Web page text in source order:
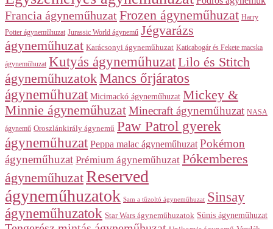
Francia ágyneműhuzat Frozen ágyneműhuzat Harry
Potter ágyneműhuzat Jurassic World ágynemű Jégvarázs
ágyneműhuzat Karácsonyi ágyneműhuzat Katicabogár és Fekete macska
ágyneműhuzat Kutyás ágyneműhuzatLilo és Stitch
ágyneműhuzatokMancs őrjáratos
ágyneműhuzat Micimackó ágyneműhuzat Mickey &
Minnie ágyneműhuzatMinecraft ágyneműhuzat NASA
ágynemű Oroszlánkirály ágynemű Paw Patrol gyerek
ágyneműhuzat Peppa malac ágyneműhuzat Pokémon
ágyneműhuzat Prémium ágyneműhuzat Pókemberes
ágyneműhuzatReserved
ágyneműhuzatok Sam a tűzoltó ágyneműhuzat Sinsay
ágyneműhuzatok Star Wars ágyneműhuzatok Sünis ágyneműhuzat